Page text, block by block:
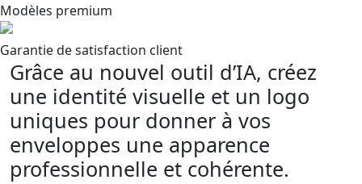
Modèles premium
Garantie de satisfaction client
Grâce au nouvel outil d’IA, créez
une identité visuelle et un logo
uniques pour donner à vos
enveloppes une apparence
professionnelle et cohérente.